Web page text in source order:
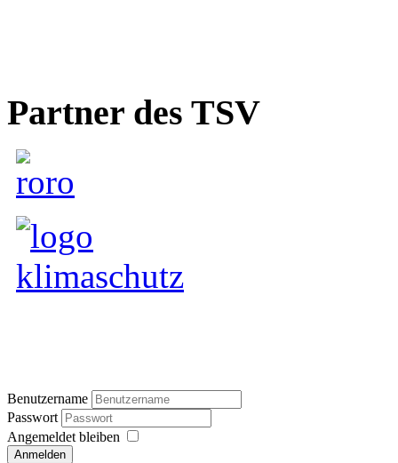
Partner des TSV
Benutzername
Passwort
Angemeldet bleiben
Anmelden